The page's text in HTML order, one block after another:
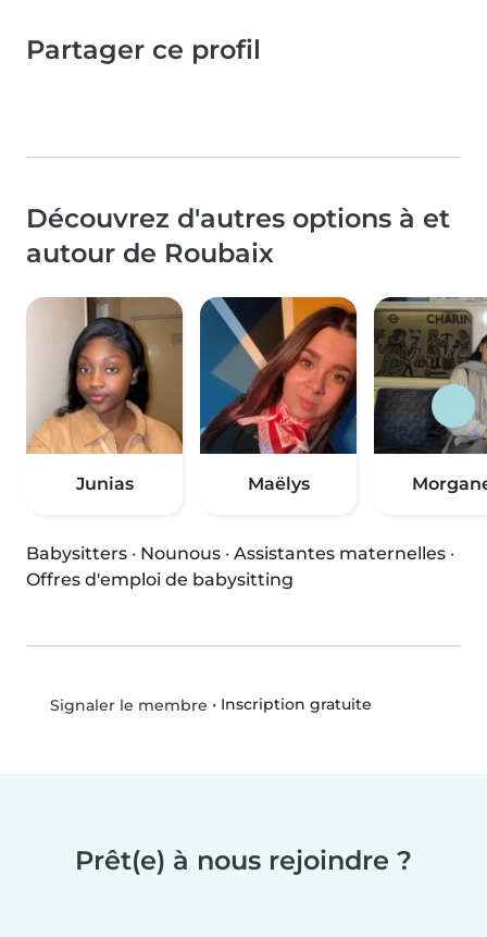
Partager ce profil
Découvrez d'autres options à et
autour de Roubaix
Junias Maëlys
Babysitters · Nounous · Assistantes maternelles ·
Offres d'emploi de babysitting
Signaler le membre • Inscription gratuite
Prêt(e) à nous rejoindre ?